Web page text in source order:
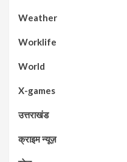
Weather
Worklife
World
X-games
उत्तराखंड
क्राइम न्यूज़